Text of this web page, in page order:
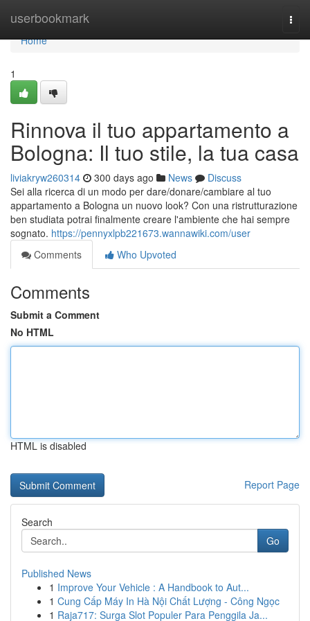
userbookmark
Home
Home
1
Rinnova il tuo appartamento a
Bologna: Il tuo stile, la tua casa
liviakryw260314 300 days ago News
Discuss
Sei alla ricerca di un modo per dare/donare/cambiare al tuo
appartamento a Bologna un nuovo look? Con una ristrutturazione
ben studiata potrai finalmente creare l'ambiente che hai sempre
sognato. https://pennyxlpb221673.wannawiki.com/user
Comments
Who Upvoted
Comments
Submit a Comment
No HTML
HTML is disabled
Report Page
Search
Go
Published News
1 Improve Your Vehicle : A Handbook to Aut...
1 Cung Cấp Máy In Hà Nội Chất Lượng - Công Ngọc
1 Raja717: Surga Slot Populer Para Penggila Ja...